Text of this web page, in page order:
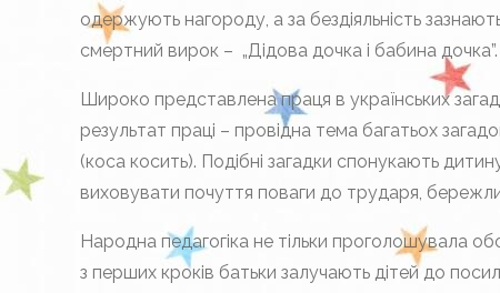
одержують нагороду, а за бездіяльність
смертний вирок – „Дідова дочка і бабина
Широко представлена праця в українських
результат праці – провідна тема багатьох
(коса косить). Подібні загадки спонукають
виховувати почуття поваги до трударя,
Народна педагогіка не тільки проголошувала
з перших кроків батьки залучають дітей до